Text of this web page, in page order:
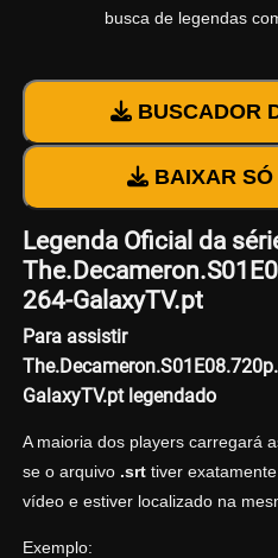
busca de legendas
BUSCADOR
BAIXAR SÓ
Legenda Oficial da
264-GalaxyTV.pt
Para assistir
GalaxyTV.pt legendado
A maioria dos players carregará
se o arquivo .srttiver
vídeo e estiver localizado na
Exemplo: